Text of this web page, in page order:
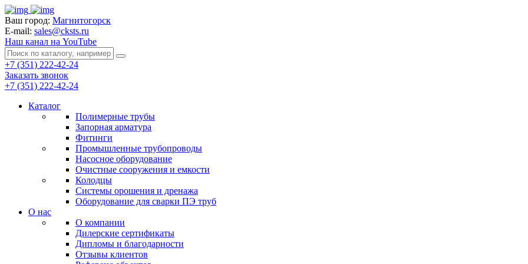
Ваш город: Магнитогорск
E-mail: sales@cksts.ru
Наш канал на YouTube
+7 (351) 222-42-24
Заказать звонок
+7 (351) 222-42-24
Каталог
Полимерные трубы
Запорная арматура
Фитинги
Промышленные трубопроводы
Насосное оборудование
Очистные сооружения и емкости
Колодцы
Системы орошения и дренажа
Оборудование для сварки ПЭ труб
О нас
О компании
Дилерские сертификаты
Дипломы и благодарности
Отзывы клиентов